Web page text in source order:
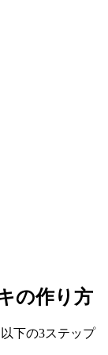
の作り方
下の3ステップ